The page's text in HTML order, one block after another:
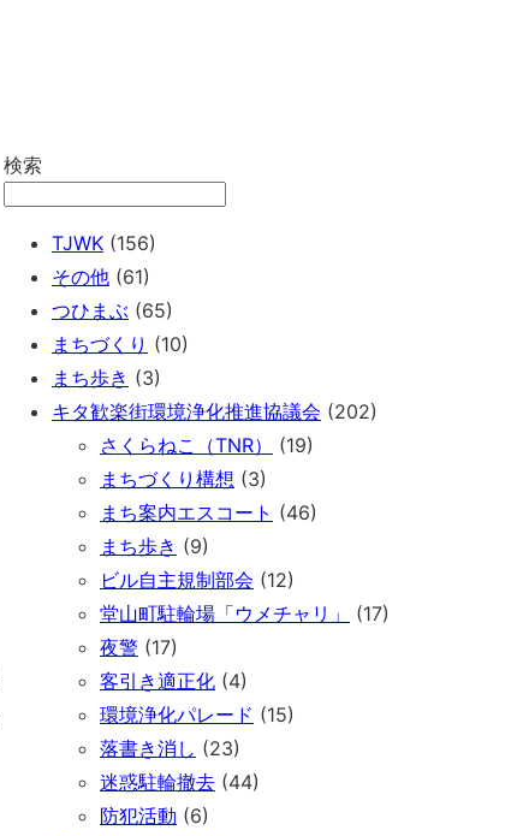
検索
TJWK (156)
その他 (61)
つひまぶ (65)
まちづくり (10)
まち歩き (3)
キタ歓楽街環境浄化推進協議会 (202)
さくらねこ（TNR）
(19)
まちづくり構想 (3)
まち案内エスコート (46)
まち歩き (9)
ビル自主規制部会 (12)
堂山町駐輪場「ウメチャリ」
(17)
夜警 (17)
客引き適正化 (4)
環境浄化パレード (15)
落書き消し (23)
迷惑駐輪撤去 (44)
防犯活動 (6)